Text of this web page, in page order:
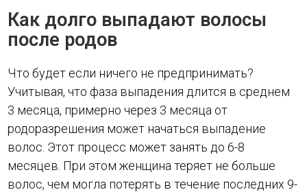
Как долго выпадают волосы
после родов
Что будет если ничего не предпринимать?
Учитывая, что фаза выпадения длится в среднем
3 месяца, примерно через 3 месяца от
родоразрешения может начаться выпадение
волос. Этот процесс может занять до 6-8
месяцев. При этом женщина теряет не больше
волос, чем могла потерять в течение последних 9-